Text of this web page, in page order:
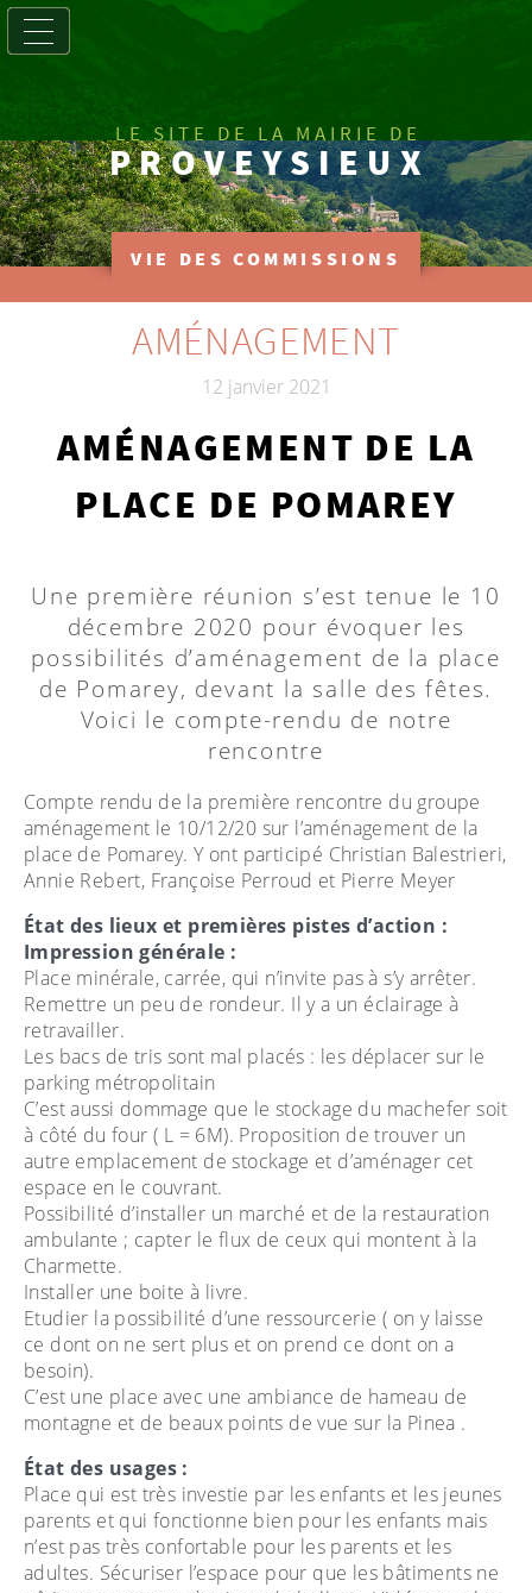
PROVEYSIEUX
LE SITE DE LA MAIRIE DE
VIE DES COMMISSIONS
AMÉNAGEMENT
12 janvier 2021
AMÉNAGEMENT DE LA
PLACE DE POMAREY
Une première réunion s’est tenue le 10
décembre 2020 pour évoquer les
possibilités d’aménagement de la place
de Pomarey, devant la salle des fêtes.
Voici le compte-rendu de notre
rencontre
Compte rendu de la première rencontre du groupe
aménagement le 10/12/20 sur l’aménagement de la
place de Pomarey. Y ont participé Christian Balestrieri,
Annie Rebert, Françoise Perroud et Pierre Meyer
État des lieux et premières pistes d’action :
Impression générale :
Place minérale, carrée, qui n’invite pas à s’y arrêter.
Remettre un peu de rondeur. Il y a un éclairage à
retravailler.
Les bacs de tris sont mal placés : les déplacer sur le
parking métropolitain
C’est aussi dommage que le stockage du machefer soit
à côté du four ( L = 6M). Proposition de trouver un
autre emplacement de stockage et d’aménager cet
espace en le couvrant.
Possibilité d’installer un marché et de la restauration
ambulante ; capter le flux de ceux qui montent à la
Charmette.
Installer une boite à livre.
Etudier la possibilité d’une ressourcerie ( on y laisse
ce dont on ne sert plus et on prend ce dont on a
besoin).
C’est une place avec une ambiance de hameau de
montagne et de beaux points de vue sur la Pinea .
État des usages :
Place qui est très investie par les enfants et les jeunes
parents et qui fonctionne bien pour les enfants mais
n’est pas très confortable pour les parents et les
adultes. Sécuriser l’espace pour que les bâtiments ne